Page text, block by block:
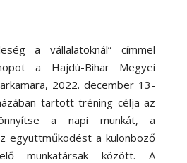
a vállalatoknál” címmel
a Hajdú-Bihar Megyei
2022. december 13-
tartott tréning célja az
a napi munkát, a
együttműködést a különböző
munkatársak között. A